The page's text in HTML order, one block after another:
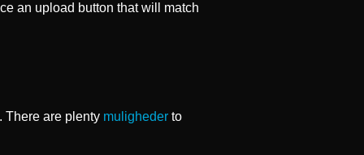
an upload button that will match
There are plenty muligheder to